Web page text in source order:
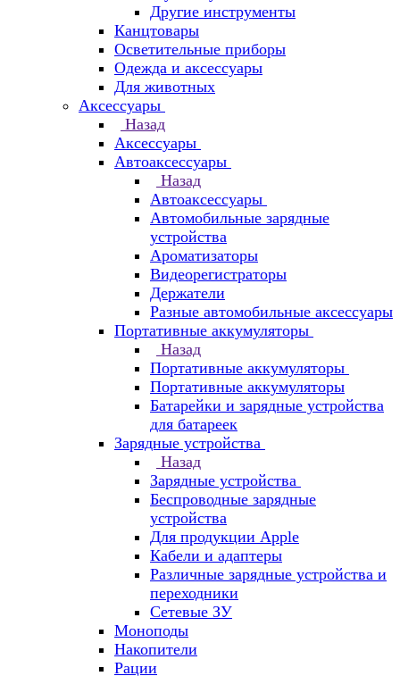
Другие инструменты
Канцтовары
Осветительные приборы
Одежда и аксессуары
Для животных
Аксессуары
Назад
Аксессуары
Автоаксессуары
Назад
Автоаксессуары
Автомобильные зарядные
устройства
Ароматизаторы
Видеорегистраторы
Держатели
Разные автомобильные аксессуары
Портативные аккумуляторы
Назад
Портативные аккумуляторы
Портативные аккумуляторы
Батарейки и зарядные устройства
для батареек
Зарядные устройства
Назад
Зарядные устройства
Беспроводные зарядные
устройства
Для продукции Apple
Кабели и адаптеры
Различные зарядные устройства и
переходники
Сетевые ЗУ
Моноподы
Накопители
Рации